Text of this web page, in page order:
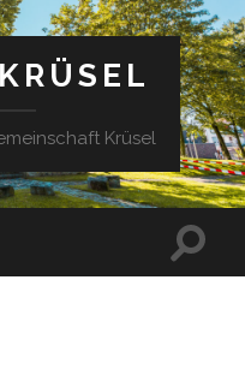
Krüsel